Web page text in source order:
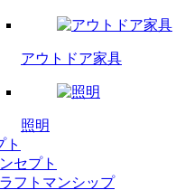
アウトドア家具
照明
ト
セプト
フトマンシップ